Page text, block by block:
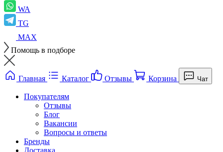
WA
TG
MAX
Помощь в подборе
Главная Каталог Отзывы Корзина Чат
Покупателям
Отзывы
Блог
Вакансии
Вопросы и ответы
Бренды
Доставка